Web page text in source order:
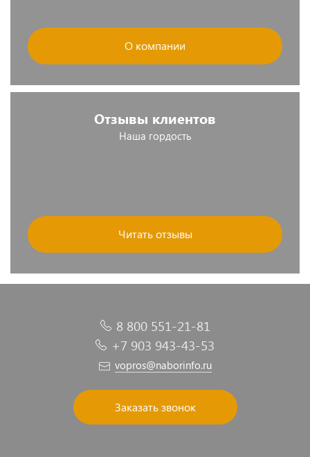
О компании
Отзывы клиентов
Наша гордость
Читать отзывы
8 800 551-21-81
+7 903 943-43-53
vopros@naborinfo.ru
Заказать звонок